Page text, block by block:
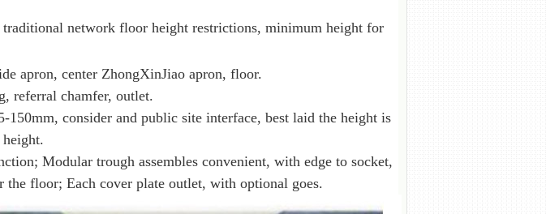
network floor height restrictions, minimum height for
apron, center ZhongXinJiao apron, floor.
referral chamfer, outlet.
150mm, consider and public site interface, best laid the height is
Modular trough assembles convenient, with edge to socket,
the floor; Each cover plate outlet, with optional goes.